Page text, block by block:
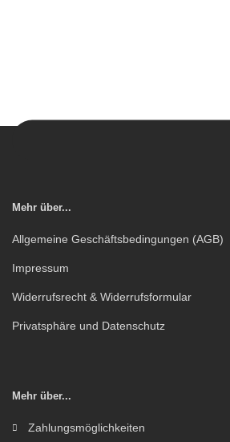
Mehr über...
Allgemeine Geschäftsbedingungen (AGB)
Impressum
Widerrufsrecht & Widerrufsformular
Privatsphäre und Datenschutz
Mehr über...
Zahlungsmöglichkeiten